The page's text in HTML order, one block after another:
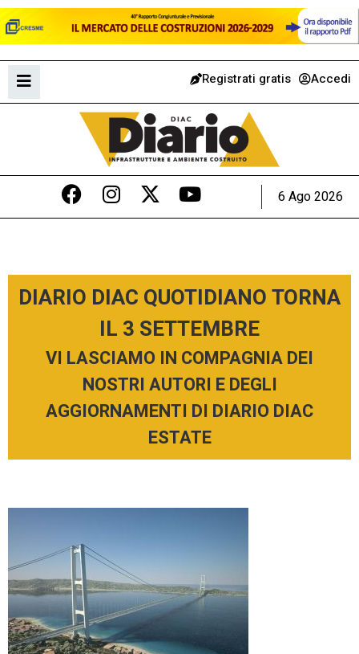
Registrati gratis Accedi
6 Ago 2026
DIARIO DIAC QUOTIDIANO TORNA
IL 3 SETTEMBRE
VI LASCIAMO IN COMPAGNIA DEI
NOSTRI AUTORI E DEGLI
AGGIORNAMENTI DI DIARIO DIAC
ESTATE